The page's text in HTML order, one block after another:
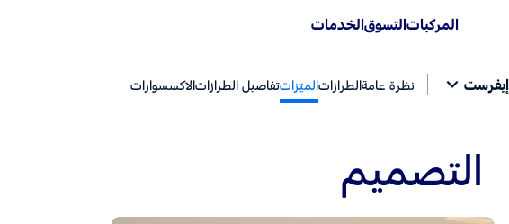
المركباتالتسوقالخدمات
إيفرست نظرة عامةالطرازاتالميّزاتتفاصيل الطرازاتالاكسسوارات
التصميم